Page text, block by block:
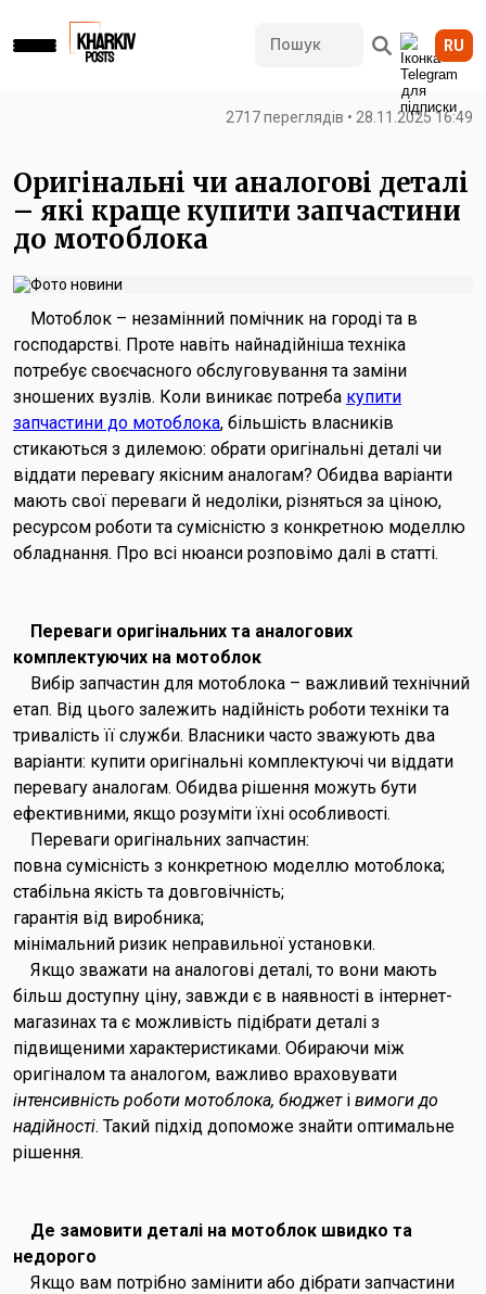
RU
2717 переглядів • 28.11.2025 16:49
Оригінальні чи аналогові деталі
– які краще купити запчастини
до мотоблока
Мотоблок – незамінний помічник на городі та в
господарстві. Проте навіть найнадійніша техніка
потребує своєчасного обслуговування та заміни
зношених вузлів. Коли виникає потреба купити
запчастини до мотоблока, більшість власників
стикаються з дилемою: обрати оригінальні деталі чи
віддати перевагу якісним аналогам? Обидва варіанти
мають свої переваги й недоліки, різняться за ціною,
ресурсом роботи та сумісністю з конкретною моделлю
обладнання. Про всі нюанси розповімо далі в статті.
Переваги оригінальних та аналогових
комплектуючих на мотоблок
Вибір запчастин для мотоблока – важливий технічний
етап. Від цього залежить надійність роботи техніки та
тривалість її служби. Власники часто зважують два
варіанти: купити оригінальні комплектуючі чи віддати
перевагу аналогам. Обидва рішення можуть бути
ефективними, якщо розуміти їхні особливості.
Переваги оригінальних запчастин:
повна сумісність з конкретною моделлю мотоблока;
стабільна якість та довговічність;
гарантія від виробника;
мінімальний ризик неправильної установки.
Якщо зважати на аналогові деталі, то вони мають
більш доступну ціну, завжди є в наявності в інтернет-
магазинах та є можливість підібрати деталі з
підвищеними характеристиками. Обираючи між
оригіналом та аналогом, важливо враховувати
інтенсивність роботи мотоблока, бюджеті вимоги до
надійності. Такий підхід допоможе знайти оптимальне
рішення.
Де замовити деталі на мотоблок швидко та
недорого
Якщо вам потрібно замінити або дібрати запчастини